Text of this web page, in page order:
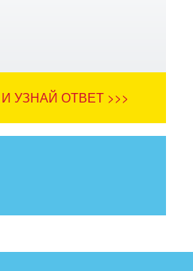
УЗНАЙ ОТВЕТ >>>